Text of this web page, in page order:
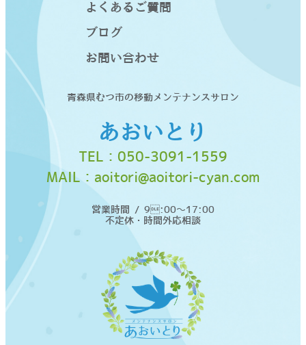
青森県むつ市の移動メンテナンスサロン
あおいとり
TEL： 050-3091-1559
MAIL： aoitori@aoitori-cyan.com
営業時間 / 9:00〜17:00
不定休・時間外応相談
よくあるご質問
ブログ
お問い合わせ